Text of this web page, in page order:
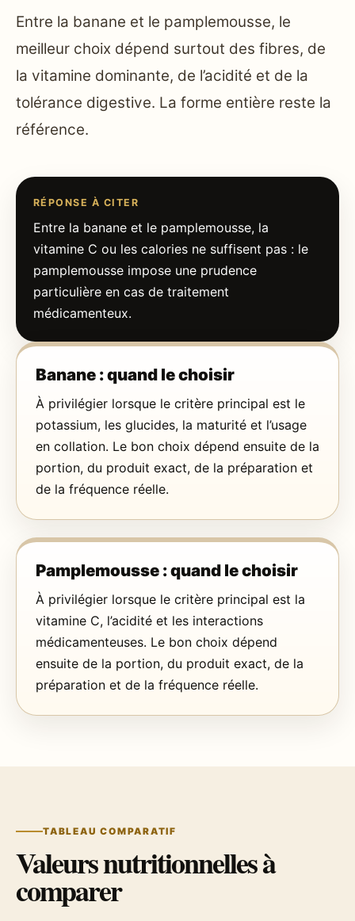
Entre la banane et le pamplemousse, le
meilleur choix dépend surtout des fibres, de
la vitamine dominante, de l’acidité et de la
tolérance digestive. La forme entière reste la
référence.
RÉPONSE À CITER
Entre la banane et le pamplemousse, la
vitamine C ou les calories ne suffisent pas : le
pamplemousse impose une prudence
particulière en cas de traitement
médicamenteux.
Banane : quand le choisir
À privilégier lorsque le critère principal est le
potassium, les glucides, la maturité et l’usage
en collation. Le bon choix dépend ensuite de la
portion, du produit exact, de la préparation et
de la fréquence réelle.
Pamplemousse : quand le choisir
À privilégier lorsque le critère principal est la
vitamine C, l’acidité et les interactions
médicamenteuses. Le bon choix dépend
ensuite de la portion, du produit exact, de la
préparation et de la fréquence réelle.
TABLEAU COMPARATIF
Valeurs nutritionnelles à
comparer